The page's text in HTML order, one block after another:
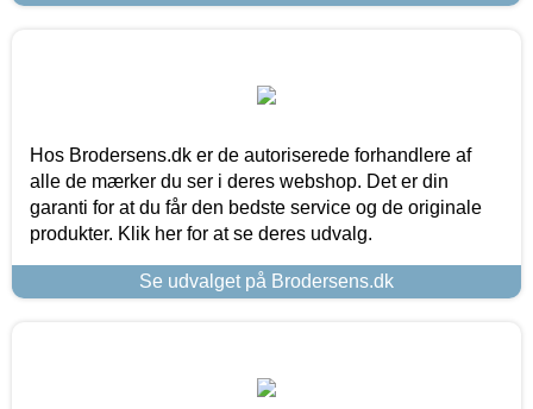
Hos Brodersens.dk er de autoriserede forhandlere af
alle de mærker du ser i deres webshop. Det er din
garanti for at du får den bedste service og de originale
produkter. Klik her for at se deres udvalg.
Se udvalget på Brodersens.dk